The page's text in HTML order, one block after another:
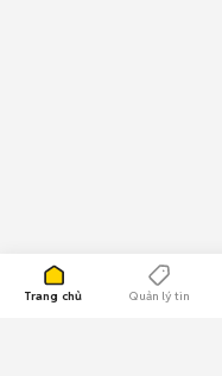
Trang chủ Quản lý tin